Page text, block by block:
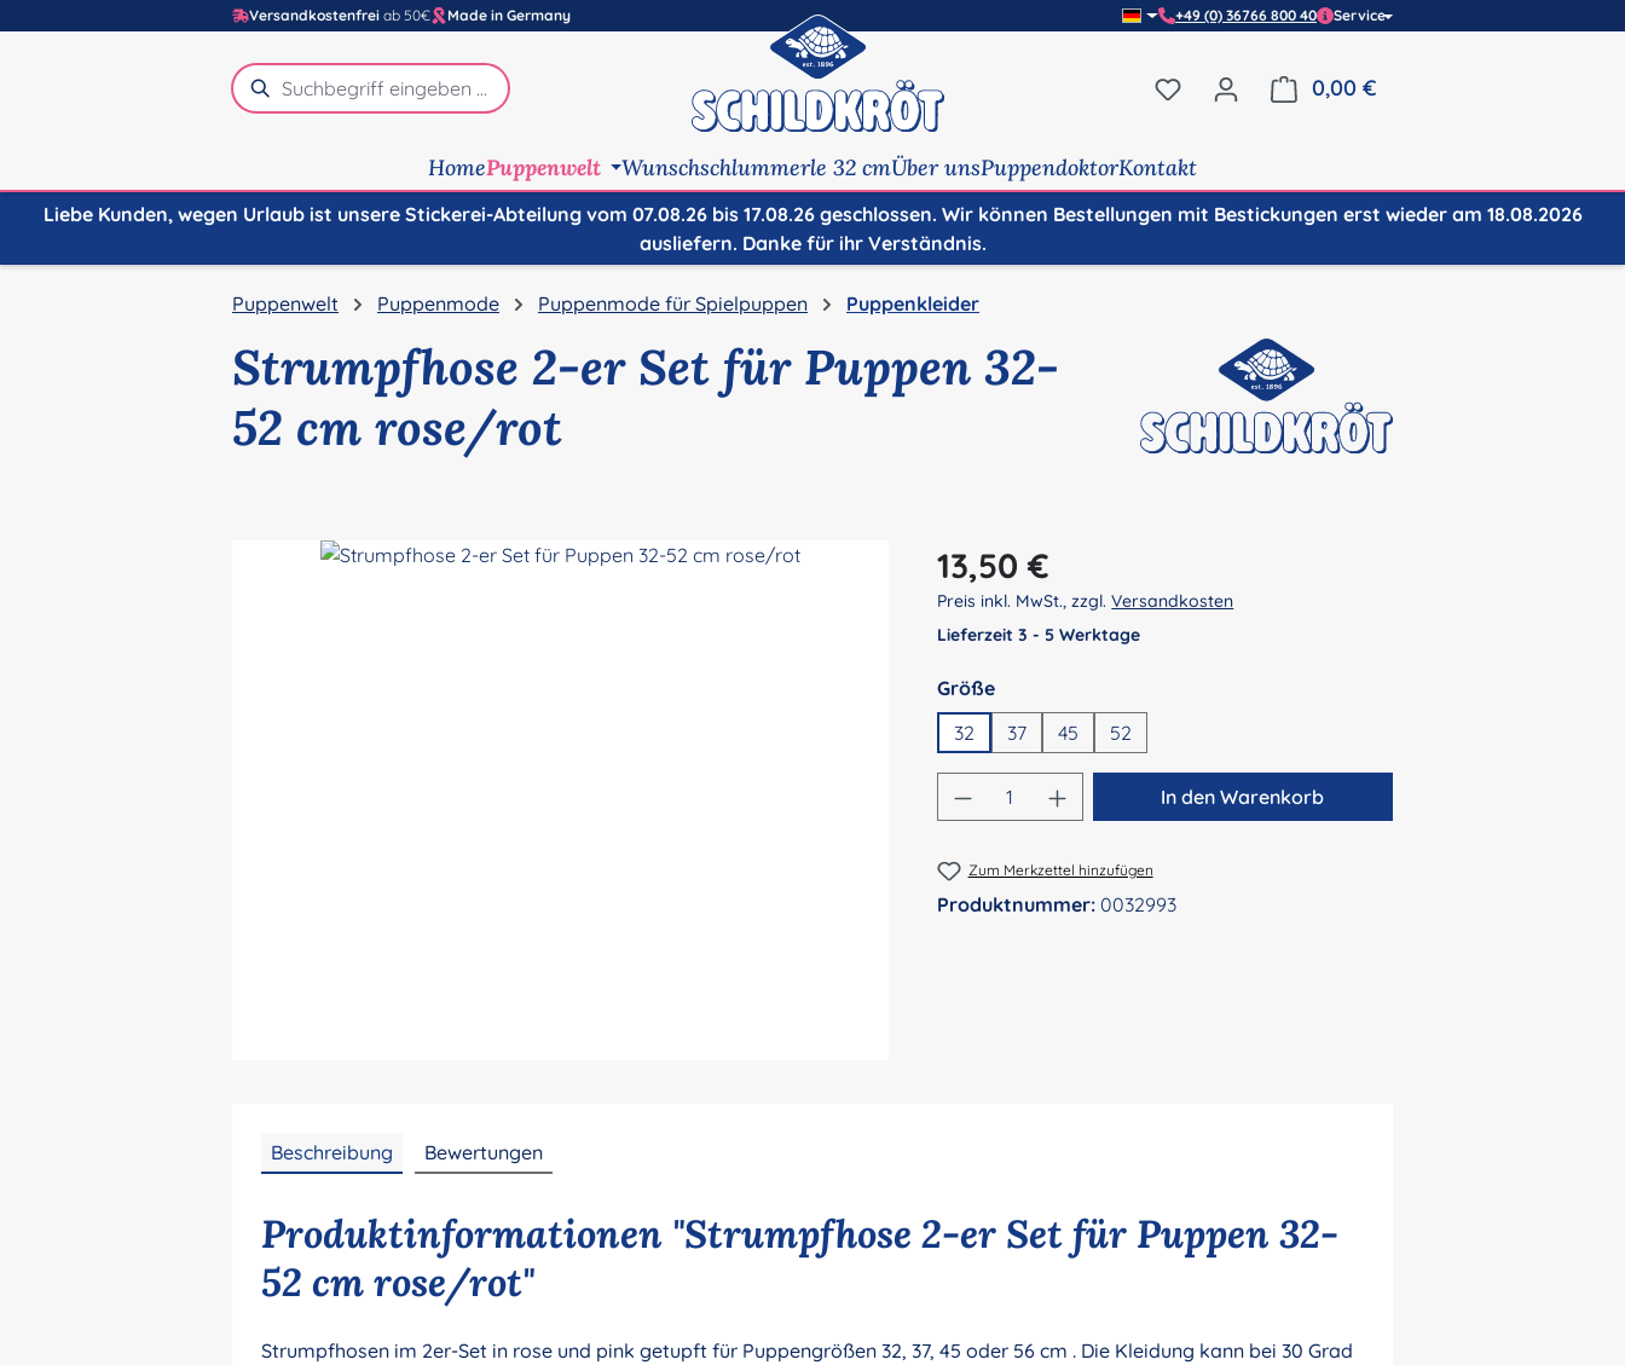
Hauptinhalt springen
Zur Suche springen
Zur Hauptnavigation springen
Versandkostenfrei ab 50€ Made in Germany +49 (0) 36766 800 40 Service
Du hast 0 Produkte auf dem Merkzettel
0,00 €
HomePuppenwelt Wunschschlummerle 32 cmÜber unsPuppendoktorKontakt
Liebe Kunden, wegen Urlaub ist unsere Stickerei-Abteilung vom 07.08.26 bis 17.08.26 geschlossen. Wir können Bestellungen mit Bestickungen erst wieder am 18.08.2026
ausliefern. Danke für ihr Verständnis.
Puppenwelt Puppenmode Puppenmode für Spielpuppen Puppenkleider
Strumpfhose 2-er Set für Puppen 32-
52 cm rose/rot
Regulärer Preis:
13,50 €
Preis inkl. MwSt., zzgl.Versandkosten
Lieferzeit 3 - 5 Werktage
Größeauswählen
32
37 45 52
Produkt Anzahl: Gib den gewünschten Wert ein
In den Warenkorb
Zum Merkzettel hinzufügen
Produktnummer:0032993
Beschreibung Bewertungen
Produktinformationen "Strumpfhose 2-er Set für Puppen 32-
52 cm rose/rot"
Strumpfhosen im 2er-Set in rose und pink getupft für Puppengrößen 32, 37, 45 oder 56 cm . Die Kleidung kann bei 30 Grad